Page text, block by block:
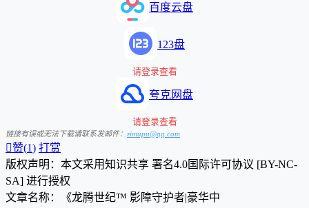
百度云盘
123盘
请登录查看
夸克网盘
请登录查看
链接有误或无法下载请联系发邮件： zimupu@qq.com
赞(1) 打赏
版权声明：本文采用知识共享 署名4.0国际许可协议 [BY-NC-
SA] 进行授权
文章名称：《龙腾世纪™ 影障守护者|豪华中